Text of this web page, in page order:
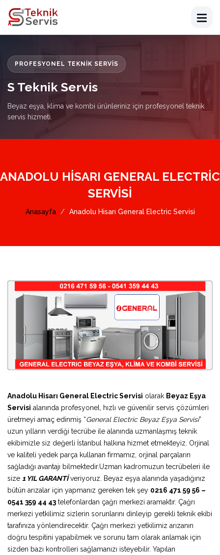
PROFESYONEL TEKNIK SERVIS
S Teknik Servis
Beyaz eşya, klima ve kombi ürünleriniz için profesyonel teknik
servis hizmeti.
ANADOLU HISARI GENERAL ELECTRIC
SERVISI
Anasayfa Anadolu Hisarı General Electric Servisi
Anadolu Hisarı General Electric Servisi olarak Beyaz Eşya
Servisi alanında profesyonel, hızlı ve güvenilir servis çözümleri
üretmeyi amaç edinmiş “General Electric Beyaz Eşya Servisi”
uzun yılların verdiği tecrübe ile alanında uzmanlaşmış teknik
ekibimizle siz değerli İstanbul halkına hizmet etmekteyiz. Orjinal
ve kaliteli yedek parça kullanan firmamız, orjinal parçaların
sağladığı avantajı bilmektedir.Uzman kadromuzun tecrübeleri ile
size 1 YIL GARANTİveriyoruz. Beyaz eşya alanında yaşadığınız
bütün arızalar için yapmanız gereken tek şey 0216 471 59 56 –
0541 359 44 43 telefonlardan çağrı merkezi aramaktır. Çağrı
merkezi yetkilimiz sizlerin sorunlarını dinleyip gerekli teknik ekibi
tarafınıza yönlendirecektir. Çağrı merkezi yetkilimiz arızanın
doğru tespitini yapabilmek ve sorunu tam olarak anlamak için
sizden bazı kontrolleri sağlamanızı isteyebilir. Yapılan